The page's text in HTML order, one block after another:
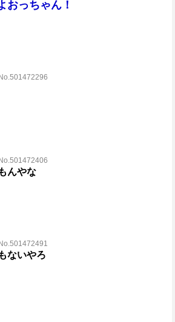
おっちゃん！
んやな
ないやろ